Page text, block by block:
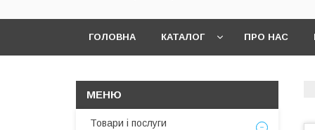
ГОЛОВНА КАТАЛОГ ПРО НАС
Товари і послуги